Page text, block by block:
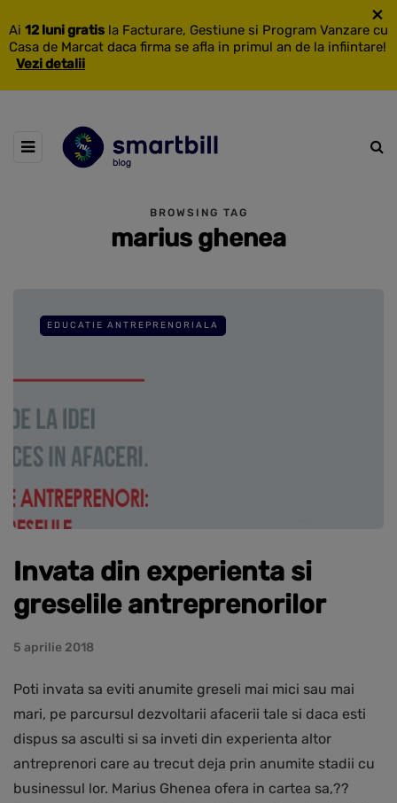
Ai 12 luni gratis la Facturare, Gestiune si Program Vanzare cu
Casa de Marcat daca firma se afla in primul an de la infiintare!
Vezi detalii
×
BROWSING TAG
marius ghenea
EDUCATIE ANTREPRENORIALA
Invata din experienta si
greselile antreprenorilor
5 aprilie 2018
Poti invata sa eviti anumite greseli mai mici sau mai
mari, pe parcursul dezvoltarii afacerii tale si daca esti
dispus sa asculti si sa inveti din experienta altor
antreprenori care au trecut deja prin anumite stadii cu
businessul lor. Marius Ghenea ofera in cartea sa,??